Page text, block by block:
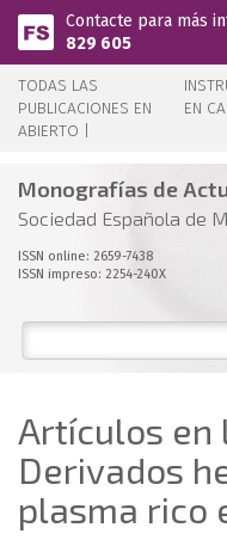
Pasar al contenido
Contacte para más
829 605
TODAS LAS
PUBLICACIONES EN
ABIERTO |
EN
Monografías de
Sociedad Española de
ISSN online: 2659-7438
ISSN impreso: 2254-240X
Artículos en
Derivados
plasma rico